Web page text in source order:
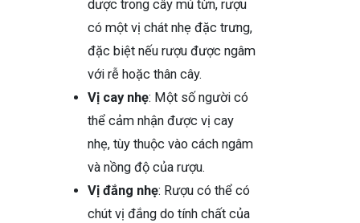
dược trong cây mú từn, rượu
có một vị chát nhẹ đặc trưng,
đặc biệt nếu rượu được ngâm
với rễ hoặc thân cây.
Vị cay nhẹ: Một số người có
thể cảm nhận được vị cay
nhẹ, tùy thuộc vào cách ngâm
và nồng độ của rượu.
Vị đắng nhẹ: Rượu có thể có
chút vị đắng do tính chất của